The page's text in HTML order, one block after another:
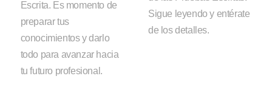
Escrita. Es momento de
preparar tus
conocimientos y darlo
todo para avanzar hacia
tu futuro profesional.
Sigue leyendo y entérate
de los detalles.